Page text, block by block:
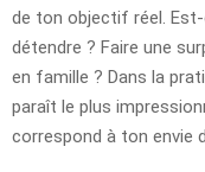
de ton objectif réel. Est-
détendre ? Faire une
en famille ? Dans la
paraît le plus
correspond à ton envie